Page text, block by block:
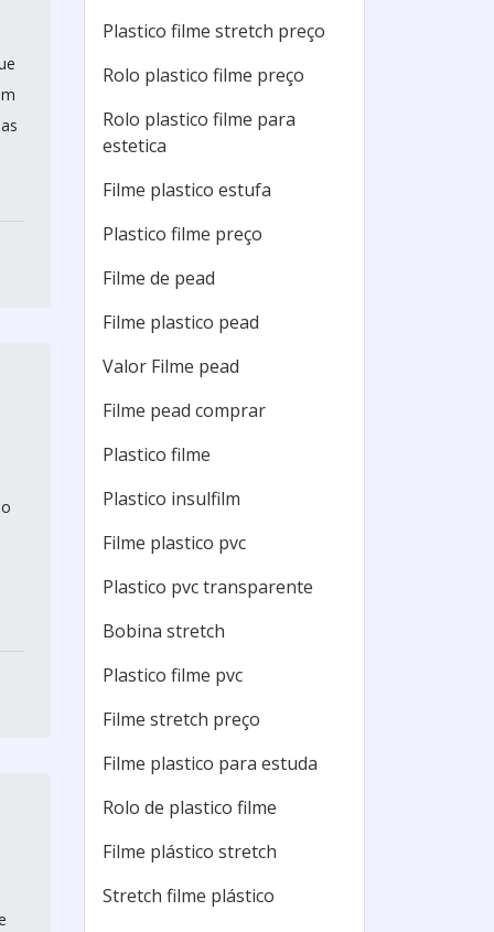
Plastico filme stretch preço
Rolo plastico filme preço
Rolo plastico filme para
estetica
Filme plastico estufa
Plastico filme preço
Filme de pead
Filme plastico pead
Valor Filme pead
Filme pead comprar
Plastico filme
Plastico insulfilm
Filme plastico pvc
Plastico pvc transparente
Bobina stretch
Plastico filme pvc
Filme stretch preço
Filme plastico para estuda
Rolo de plastico filme
Filme plástico stretch
Stretch filme plástico